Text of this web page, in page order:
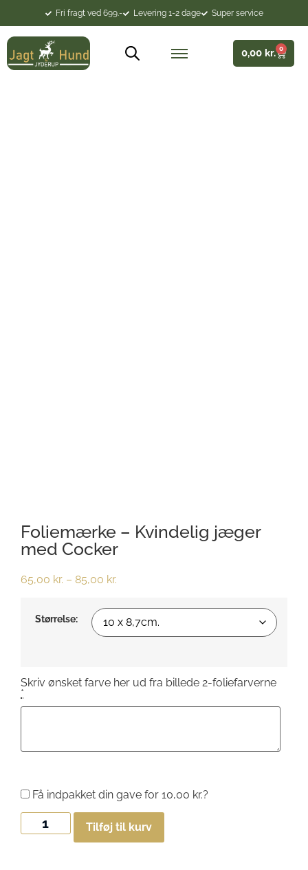
Fri fragt ved 699.- Levering 1-2 dage Super service
0,00 kr. 0
Foliemærke – Kvindelig jæger
med Cocker
65,00 kr. – 85,00 kr.
Størrelse:
Skriv ønsket farve her ud fra billede 2-foliefarverne
*
Tilføj til kurv
Få indpakket din gave for 10,00 kr.?